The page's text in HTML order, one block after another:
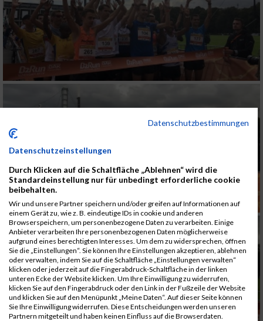
Datenschutzbestimmungen
Datenschutzeinstellungen
Durch Klicken auf die Schaltfläche „Ablehnen“ wird die
Standardeinstellung nur für unbedingt erforderliche cookie
beibehalten.
Wir und unsere Partner speichern und/oder greifen auf Informationen auf
einem Gerät zu, wie z. B. eindeutige IDs in cookie und anderen
Browserspeichern, um personenbezogene Daten zu verarbeiten. Einige
Anbieter verarbeiten Ihre personenbezogenen Daten möglicherweise
aufgrund eines berechtigten Interesses. Um dem zu widersprechen, öffnen
Sie die „Einstellungen“. Sie können Ihre Einstellungen akzeptieren, ablehnen
oder verwalten, indem Sie auf die Schaltfläche „Einstellungen verwalten“
klicken oder jederzeit auf die Fingerabdruck-Schaltfläche in der linken
unteren Ecke der Website klicken. Um Ihre Einwilligung zu widerrufen,
klicken Sie auf den Fingerabdruck oder den Link in der Fußzeile der Website
und klicken Sie auf den Menüpunkt „Meine Daten“. Auf dieser Seite können
Sie Ihre Einwilligung widerrufen. Diese Entscheidungen werden unseren
Partnern mitgeteilt und haben keinen Einfluss auf die Browserdaten.